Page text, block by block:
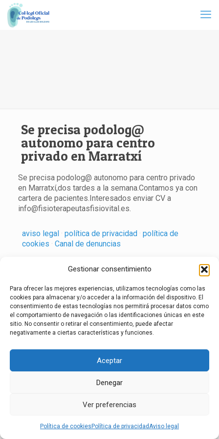
Gestionar consentimiento
Para ofrecer las mejores experiencias, utilizamos tecnologías como las
cookies para almacenar y/o acceder a la información del dispositivo. El
consentimiento de estas tecnologías nos permitirá procesar datos como
el comportamiento de navegación o las identificaciones únicas en este
sitio. No consentir o retirar el consentimiento, puede afectar
negativamente a ciertas características y funciones.
Aceptar
Denegar
Ver preferencias
Política de cookies Política de privacidadAviso legal
Se precisa podolog@
autonomo para centro
privado en Marratxí
Se precisa podolog@ autonomo para centro privado
en Marratxí,dos tardes a la semana.Contamos ya con
cartera de pacientes.Interesados enviar CV a
info@fisioterapeutasfisiovital.es.
aviso legal · política de privacidad · política de
cookies · Canal de denuncias